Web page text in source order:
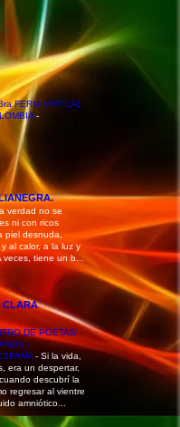
FERIA VIRTUAL
-
verdad no se
ni con ricos
piel desnuda,
al calor, a la luz y
veces, tiene un b...
CLARA
DE POETAS
-
- Si la vida,
era un despertar,
descubrí la
regresar al vientre
amniótico...